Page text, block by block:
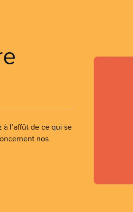
l’affût de ce qui se
nos